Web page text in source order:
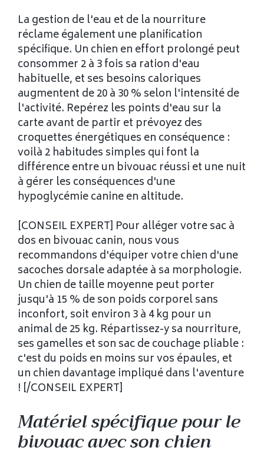
La gestion de l'eau et de la nourriture
réclame également une planification
spécifique. Un chien en effort prolongé peut
consommer 2 à 3 fois sa ration d'eau
habituelle, et ses besoins caloriques
augmentent de 20 à 30 % selon l'intensité de
l'activité. Repérez les points d'eau sur la
carte avant de partir et prévoyez des
croquettes énergétiques en conséquence :
voilà 2 habitudes simples qui font la
différence entre un bivouac réussi et une nuit
à gérer les conséquences d'une
hypoglycémie canine en altitude.
[CONSEIL EXPERT] Pour alléger votre sac à
dos en bivouac canin, nous vous
recommandons d'équiper votre chien d'une
sacoches dorsale adaptée à sa morphologie.
Un chien de taille moyenne peut porter
jusqu'à 15 % de son poids corporel sans
inconfort, soit environ 3 à 4 kg pour un
animal de 25 kg. Répartissez-y sa nourriture,
ses gamelles et son sac de couchage pliable :
c'est du poids en moins sur vos épaules, et
un chien davantage impliqué dans l'aventure
! [/CONSEIL EXPERT]
Matériel spécifique pour le
bivouac avec son chien